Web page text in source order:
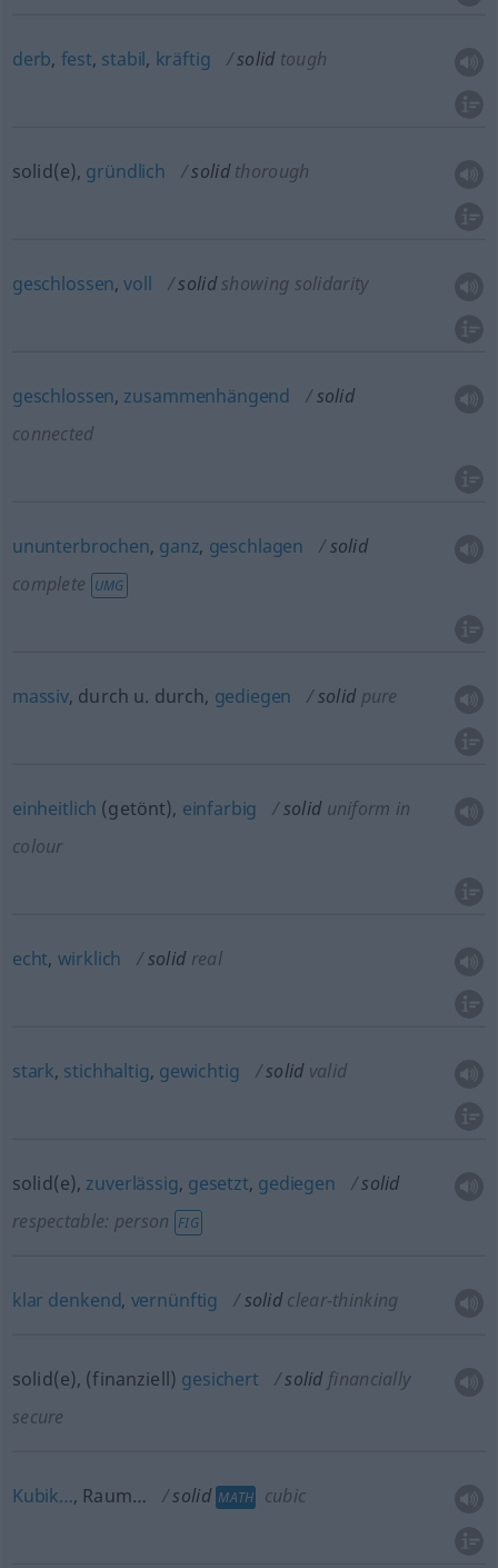
derb, fest, stabil, kräftig solid tough
solid(e), gründlich solid thorough
geschlossen,voll solid showing solidarity
geschlossen, zusammenhängend
solid
connected
ununterbrochen, ganz, geschlagen
solid
complete UMG
massiv, durch u. durch, gediegen solid pure
einheitlich (getönt), einfarbig solid uniform in
colour
echt, wirklich solid real
stark, stichhaltig, gewichtig solid valid
solid(e), zuverlässig, gesetzt, gediegen
solid
respectable: person FIG
klar denkend, vernünftig solid clear-thinking
solid(e), (finanziell) gesichert solid financially
secure
Kubik…, Raum… solid MATH cubic